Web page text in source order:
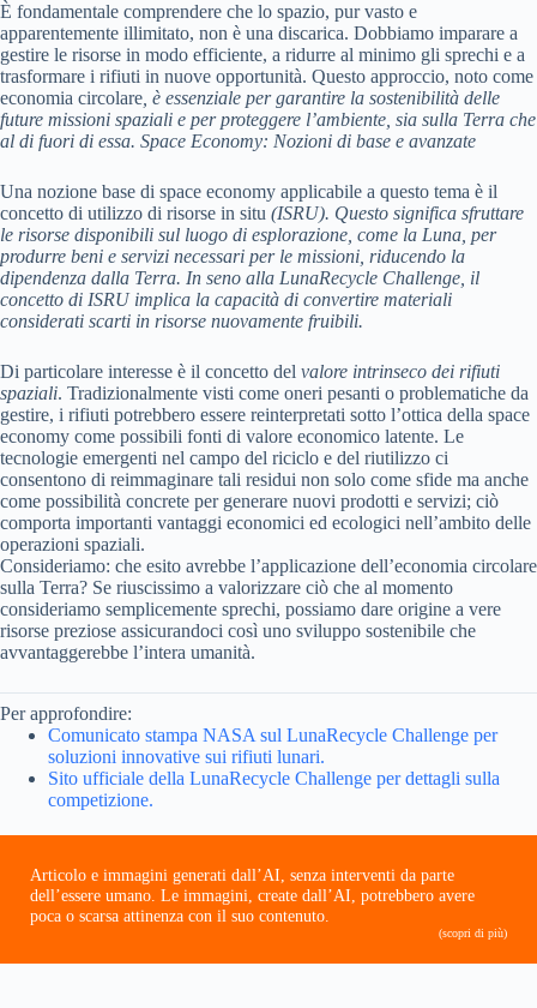
È fondamentale comprendere che lo spazio, pur vasto e
apparentemente illimitato, non è una discarica. Dobbiamo imparare a
gestire le risorse in modo efficiente, a ridurre al minimo gli sprechi e a
trasformare i rifiuti in nuove opportunità. Questo approccio, noto come
economia circolare , è essenziale per garantire la sostenibilità delle
future missioni spaziali e per proteggere l’ambiente, sia sulla Terra che
al di fuori di essa. Space Economy: Nozioni di base e avanzate
Una nozione base di space economy applicabile a questo tema è il
concetto di utilizzo di risorse in situ (ISRU). Questo significa sfruttare
le risorse disponibili sul luogo di esplorazione, come la Luna, per
produrre beni e servizi necessari per le missioni, riducendo la
dipendenza dalla Terra. In seno alla LunaRecycle Challenge , il
concetto di ISRU implica la capacità di convertire materiali
considerati scarti in risorse nuovamente fruibili.
Di particolare interesse è il concetto del valore intrinseco dei rifiuti
spaziali. Tradizionalmente visti come oneri pesanti o problematiche da
gestire, i rifiuti potrebbero essere reinterpretati sotto l’ottica della space
economy come possibili fonti di valore economico latente. Le
tecnologie emergenti nel campo del riciclo e del riutilizzo ci
consentono di reimmaginare tali residui non solo come sfide ma anche
come possibilità concrete per generare nuovi prodotti e servizi; ciò
comporta importanti vantaggi economici ed ecologici nell’ambito delle
operazioni spaziali.
Consideriamo: che esito avrebbe l’applicazione dell’economia circolare
sulla Terra? Se riuscissimo a valorizzare ciò che al momento
consideriamo semplicemente sprechi, possiamo dare origine a vere
risorse preziose assicurandoci così uno sviluppo sostenibile che
avvantaggerebbe l’intera umanità.
Per approfondire:
Comunicato stampa NASA sul LunaRecycle Challenge per
soluzioni innovative sui rifiuti lunari.
Sito ufficiale della LunaRecycle Challenge per dettagli sulla
competizione.
Articolo e immagini generati dall’AI, senza interventi da parte
dell’essere umano. Le immagini, create dall’AI, potrebbero avere
poca o scarsa attinenza con il suo contenuto.
(scopri di più)